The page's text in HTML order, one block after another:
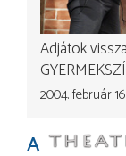
Adjátok
2004. február 16.
A